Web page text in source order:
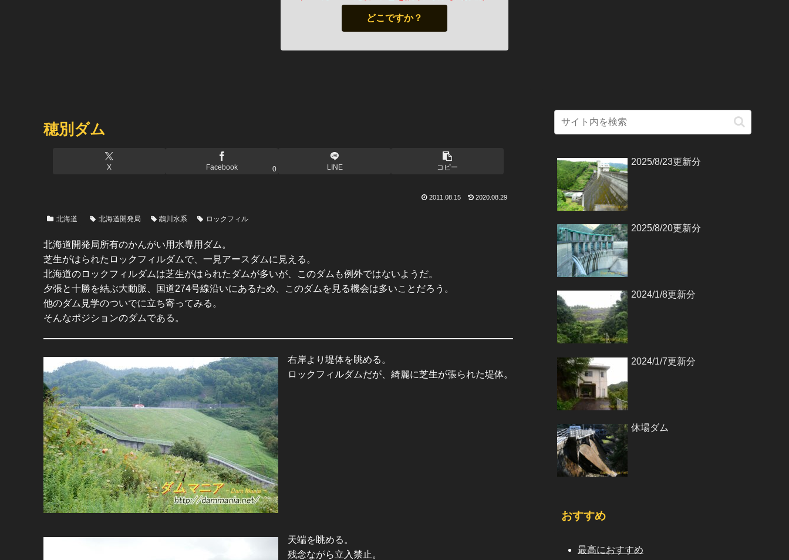
どこですか？
穂別ダム
X Facebook 0 LINE コピー
2011.08.15 2020.08.29
北海道 北海道開発局 鵡川水系 ロックフィル
北海道開発局所有のかんがい用水専用ダム。
芝生がはられたロックフィルダムで、一見アースダムに見える。
北海道のロックフィルダムは芝生がはられたダムが多いが、このダムも例外ではないようだ。
夕張と十勝を結ぶ大動脈、国道274号線沿いにあるため、このダムを見る機会は多いことだろう。
他のダム見学のついでに立ち寄ってみる。
そんなポジションのダムである。
右岸より堤体を眺める。
ロックフィルダムだが、綺麗に芝生が張られた堤体。
天端を眺める。
残念ながら立入禁止。
2025/8/23更新分
2025/8/20更新分
2024/1/8更新分
2024/1/7更新分
休場ダム
おすすめ
最高におすすめ